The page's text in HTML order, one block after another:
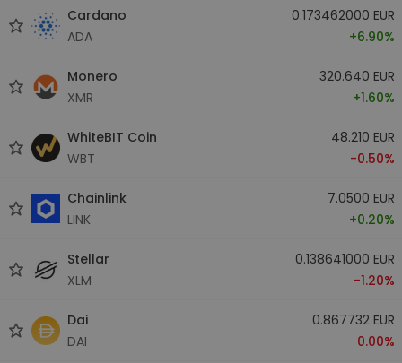
Cardano
ADA
0.173462000 EUR
+6.90%
Monero
XMR
320.640 EUR
+1.60%
WhiteBIT Coin
WBT
48.210 EUR
-0.50%
Chainlink
LINK
7.0500 EUR
+0.20%
Stellar
XLM
0.138641000 EUR
-1.20%
Dai
DAI
0.867732 EUR
0.00%